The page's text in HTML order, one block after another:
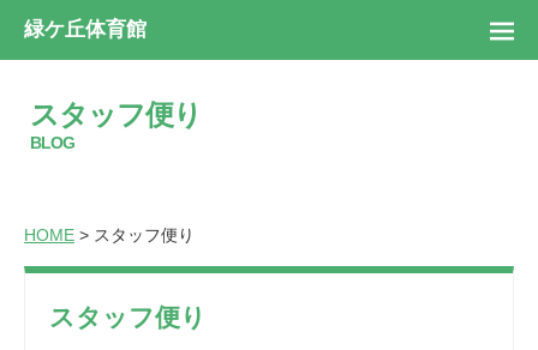
緑ケ丘体育館
スタッフ便り
BLOG
HOME > スタッフ便り
スタッフ便り